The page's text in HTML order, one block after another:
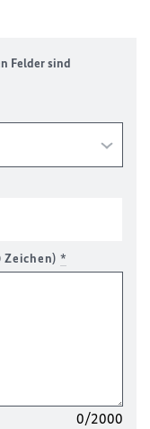
Felder sind
Zeichen) *
0/2000